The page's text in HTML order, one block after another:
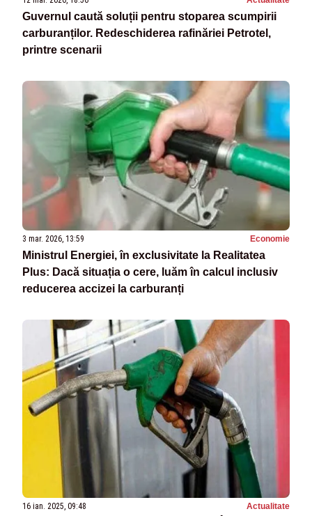
Guvernul caută soluții pentru stoparea scumpirii
carburanților. Redeschiderea rafinăriei Petrotel,
printre scenarii
3 mar. 2026, 13:59 Economie
Ministrul Energiei, în exclusivitate la Realitatea
Plus: Dacă situația o cere, luăm în calcul inclusiv
reducerea accizei la carburanți
16 ian. 2025, 09:48 Actualitate